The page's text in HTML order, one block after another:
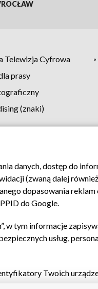
Telewizja Cyfrowa
prasy
(znaki)
Kontakt
danych, dostęp do
(zwaną dalej również
dopasowania
do Google.
w tym informacje
usług,
Twoich